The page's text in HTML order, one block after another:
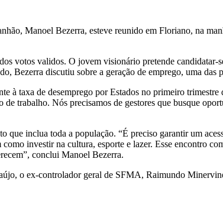
Manoel Bezerra, esteve reunido em Floriano, na
votos validos. O jovem visionário pretende candidatar-
discutiu sobre a geração de emprego, uma das
à taxa de desemprego por Estados no primeiro
trabalho. Nós precisamos de gestores que busque
inclua toda a população. “É preciso garantir um
investir na cultura, esporte e lazer. Esse encontro
conclui Manoel Bezerra.
o ex-controlador geral de SFMA, Raimundo